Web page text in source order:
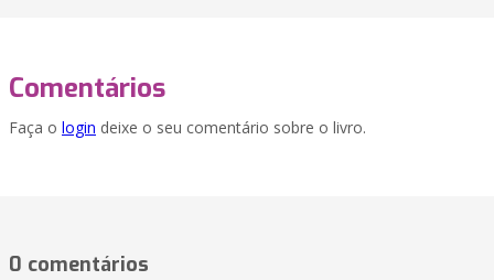
Comentários
Faça o login deixe o seu comentário sobre o livro.
0 comentários